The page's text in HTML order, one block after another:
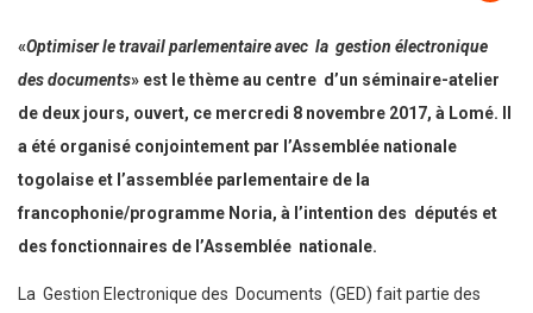
«Optimiser le travail parlementaire avec la gestion électronique
des documents» est le thème au centre d’un séminaire-atelier
de deux jours, ouvert, ce mercredi 8 novembre 2017, à Lomé. Il
a été organisé conjointement par l’Assemblée nationale
togolaise et l’assemblée parlementaire de la
francophonie/programme Noria, à l’intention des députés et
des fonctionnaires de l’Assemblée nationale.
La Gestion Electronique des Documents (GED) fait partie des